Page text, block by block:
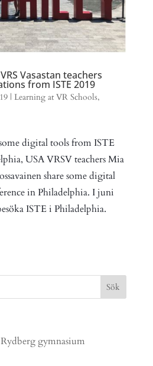
Vasastan teachers
from ISTE 2019
| Learning at VR Schools,
digital tools from ISTE
USA VRSV teachers Mia
share some digital
in Philadelphia. I juni
ISTE i Philadelphia.
gymnasium